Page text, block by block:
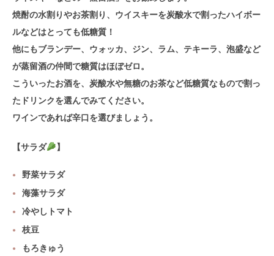
焼酎の水割りやお茶割り、ウイスキーを炭酸水で割ったハイボー
ルなどはとっても低糖質！
他にもブランデー、ウォッカ、ジン、ラム、テキーラ、泡盛など
が蒸留酒の仲間で糖質はほぼゼロ。
こういったお酒を、炭酸水や無糖のお茶など低糖質なもので割っ
たドリンクを選んでみてください。
ワインであれば辛口を選びましょう。
【サラダ 】
野菜サラダ
海藻サラダ
冷やしトマト
枝豆
もろきゅう